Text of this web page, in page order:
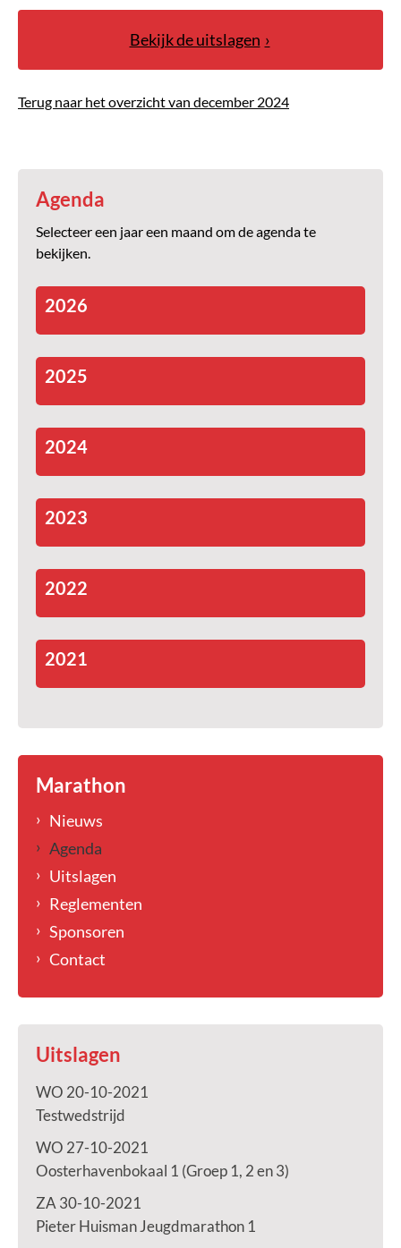
Bekijk de uitslagen
Terug naar het overzicht van december 2024
Agenda
Selecteer een jaar een maand om de agenda te
bekijken.
2026
2025
2024
2023
2022
2021
Marathon
Nieuws
Agenda
Uitslagen
Reglementen
Sponsoren
Contact
Uitslagen
WO 20-10-2021
Testwedstrijd
WO 27-10-2021
Oosterhavenbokaal 1 (Groep 1, 2 en 3)
ZA 30-10-2021
Pieter Huisman Jeugdmarathon 1